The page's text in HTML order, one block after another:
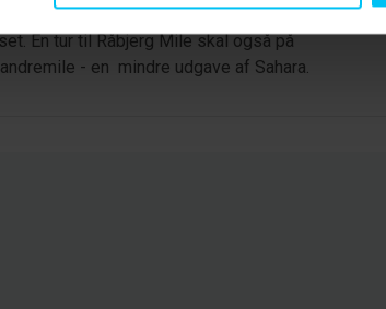
rovfugle på nært hold. For golfspillere findes den
En tur til Råbjerg Mile skal også på
- en mindre udgave af Sahara.